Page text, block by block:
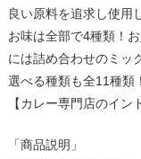
良い原料を追求し使用
お味は全部で4種類！
には詰め合わせのミッ
選べる種類も全11種類
【カレー専門店のイン
「商品説明」